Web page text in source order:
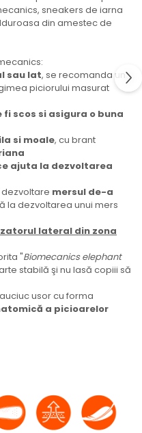
sneakers de iarna
din amestec de
sau lat, se recomanda un
piciorului masurat
scos si asigura o buna
si moale, cu brant
ajuta la dezvoltarea
mersul de-a
la dezvoltarea unui mers
lateral din zona
"Biomecanics elephant
stabilă şi nu lasă copiii să
usor cu forma
a picioarelor